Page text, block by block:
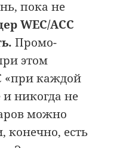
пока не
WEC/ACC
Промо-
этом
«при каждой
и никогда не
можно
конечно, есть